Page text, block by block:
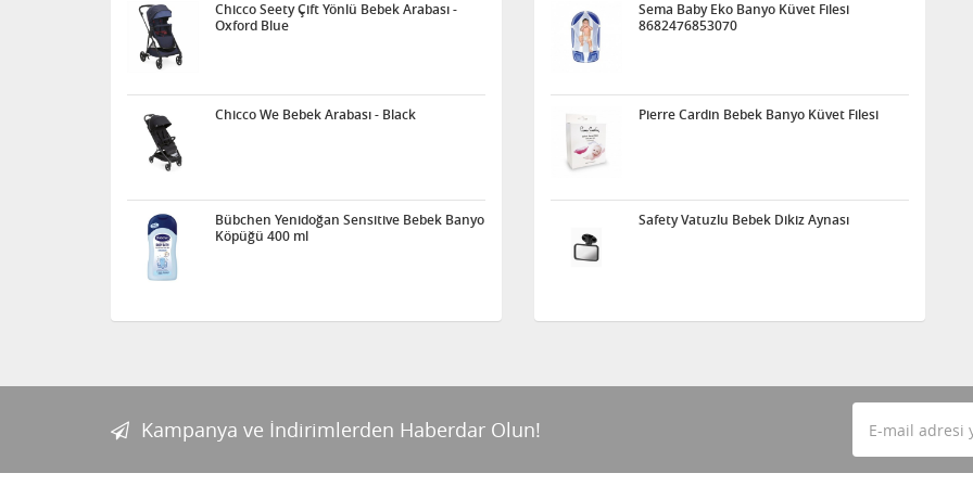
Chicco Seety Çift Yönlü Bebek Arabası -
Oxford Blue
Chicco We Bebek Arabası - Black
Bübchen Yenidoğan Sensitive Bebek Banyo
Köpüğü 400 ml
Sema Baby Eko Banyo Küvet Filesi
8682476853070
Pierre Cardin Bebek Banyo Küvet Filesi
Safety Vatuzlu Bebek Dikiz Aynası
Kampanya ve İndirimlerden Haberdar Olun!